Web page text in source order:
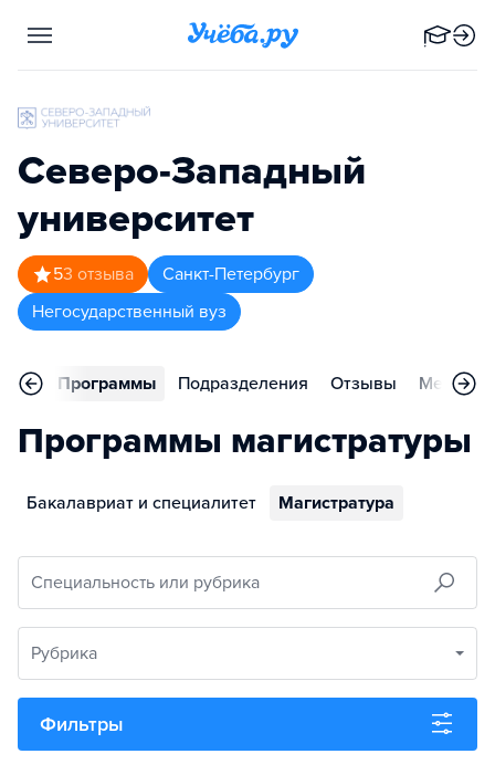
Северо-Западный
университет
53 отзыва
Санкт-Петербург
Негосударственный вуз
Программы Подразделения Отзывы
Программы магистратуры
Бакалавриат и специалитет Магистратура
Специальность или рубрика
Рубрика
Фильтры